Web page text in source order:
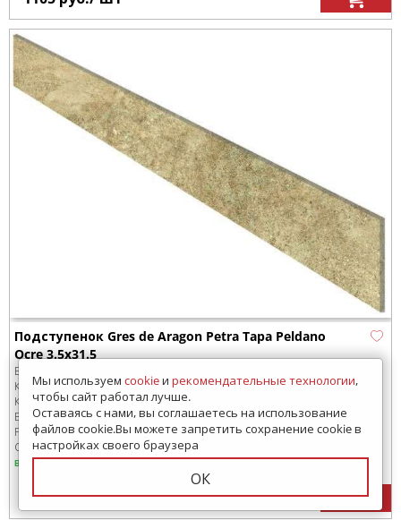
Подступенок Gres de Aragon Petra Tapa Peldano
Ocre 3.5x31.5
Бренд:
Коллекция:Petra
Код товара:SD-248246-99
В коробке:10 шт,
Размер:315x35 мм
Сроки доставки: 30 дней
в наличии
1105руб./ шт
Мы используем cookieи рекомендательные технологии,
чтобы сайт работал лучше.
Оставаясь с нами, вы соглашаетесь на использование
файлов cookie.Вы можете запретить сохранение cookie в
настройках своего браузера
ОК